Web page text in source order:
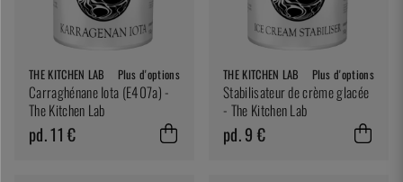
THE KITCHEN LAB Plus d'options
Carraghénane Iota (E407a) -
The Kitchen Lab
pd. 11 €
THE KITCHEN LAB Plus d'options
Stabilisateur de crème glacée
- The Kitchen Lab
pd. 9 €